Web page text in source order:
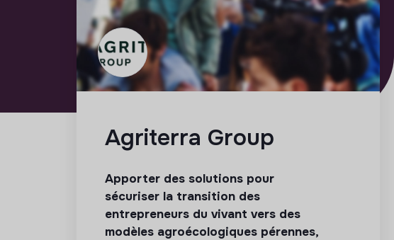
Agriterra Group
Apporter des solutions pour
sécuriser la transition des
entrepreneurs du vivant vers des
modèles agroécologiques pérennes,